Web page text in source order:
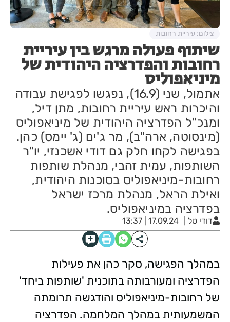
שיתוף פעולה מרגש בין עיריית
רחובות והפדרציה היהודית של
מיניאפוליס
אתמול, שני (16.9), נפגשו לפגישת עבודה
והיכרות ראש עיריית רחובות, מתן דיל,
ומנכ"ל הפדרציה היהודית של מיניאפוליס
(מינסוטה, ארה"ב), מר ג'ים (ג' יימס) כהן.
בפגישה לקחו חלק גם דודי אשכנזי, יו"ר
השותפות, עמית זהבי, מנהלת שותפות
רחובות-מיניאפוליס בסוכנות היהודית,
ואילת הראל, מנהלת מרכז ישראל
בפדרציה במיניאפוליס.
דודי טל 17.09.24 | 13:37
צילום: עיריית רחובות
במהלך הפגישה, סקר כהן את פעילות
הפדרציה ומעורבותה בתוכנית 'שותפות ביחד'
של רחובות-מיניאפוליס והודגשה תרומתה
המשמעותית במהלך המלחמה. הפדרציה